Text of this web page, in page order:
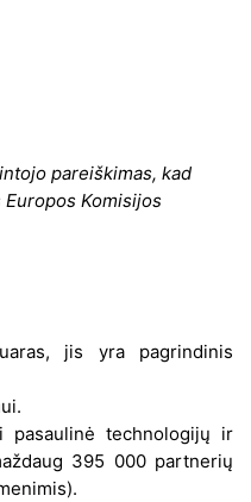
pareiškimas, kad
Komisijos
jis yra pagrindinis
pasaulinė technologijų ir
395 000 partnerių